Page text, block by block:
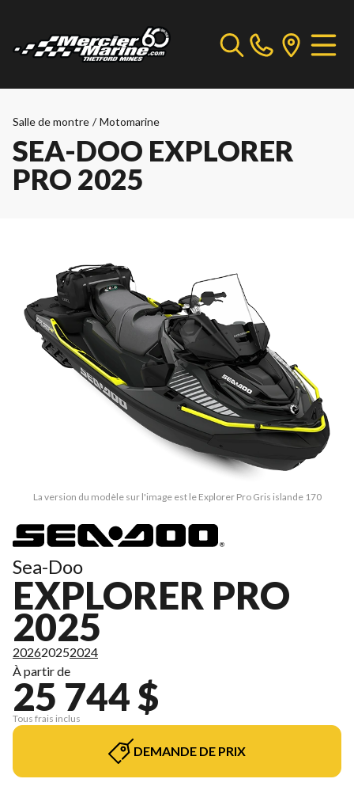
Salle de montre / Motomarine
SEA-DOO EXPLORER
PRO 2025
La version du modèle sur l'image est le Explorer Pro Gris islande 170
Sea-Doo
EXPLORER PRO
2025
202620252024
À partir de
25 744 $
Tous frais inclus
DEMANDE DE PRIX